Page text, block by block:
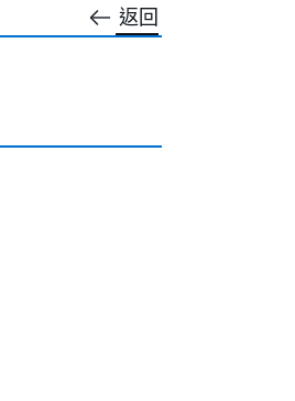
返回